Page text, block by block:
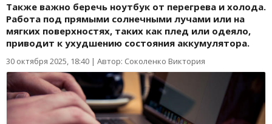
Также важно беречь ноутбук от перегрева и холода.
Работа под прямыми солнечными лучами или на
мягких поверхностях, таких как плед или одеяло,
приводит к ухудшению состояния аккумулятора.
30 октября 2025, 18:40 | Автор: Соколенко Виктория